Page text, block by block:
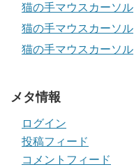
猫の手マウスカーソル
猫の手マウスカーソル
猫の手マウスカーソル
メタ情報
ログイン
投稿フィード
コメントフィード